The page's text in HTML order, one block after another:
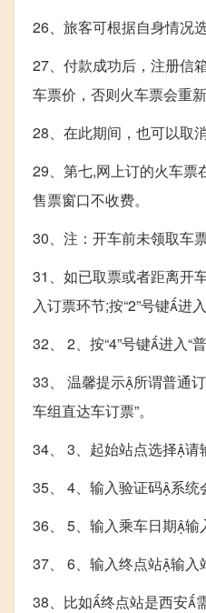
26、旅客可根据自身情况
27、付款成功后，注册信
车票价，否则火车票会重新
28、在此期间，也可以取消
29、第七,网上订的火车票
售票窗口不收费。
30、注：开车前未领取车
31、如已取票或者距离开
入订票环节;按“2”号键进
32、 2、按“4”号键进入“
33、 温馨提示所谓普通
车组直达车订票”。
34、 3、起始站点选择请
35、 4、输入验证码系统
36、 5、输入乘车日期输
37、 6、输入终点站输入
38、比如终点站是西安需